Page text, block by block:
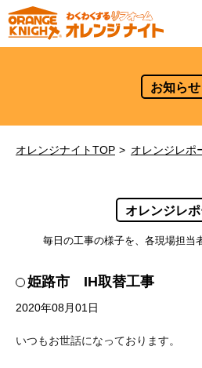
お知らせ
オレンジナイトTOP オレンジレポ
オレンジレポ
毎日の工事の様子を、各現場担当
姫路市 IH取替工事
2020年08月01日
いつもお世話になっております。